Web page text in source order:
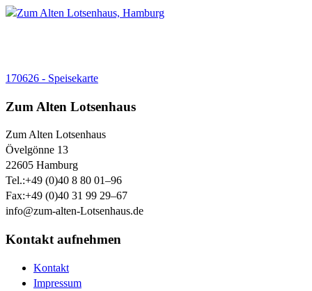
170626 - Speisekarte
Zum Alten Lotsenhaus
Zum Alten Lotsenhaus
Övelgönne 13
22605 Hamburg
Tel.:+49 (0)40 8 80 01–96
Fax:+49 (0)40 31 99 29–67
info@zum-alten-Lotsenhaus.de
Kontakt aufnehmen
Kontakt
Impressum